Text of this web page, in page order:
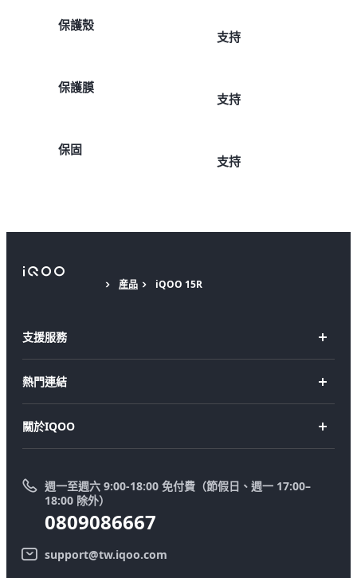
保護殼
支持
保護膜
支持
保固
支持
産品 iQOO 15R
支援服務
零配件價格查詢
系統升級
預約服務
寄修服務
熱門連結
iQOO Z11
關於IQOO
新聞中心週一至週六 9:00-18:00 免付費（節假日、週一 17:00–
18:00 除外）
0809086667
support@tw.iqoo.com